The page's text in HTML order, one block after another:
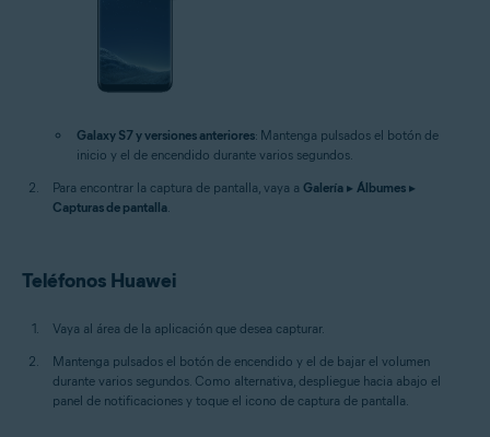
Galaxy S7 y versiones anteriores: Mantenga pulsados el botón de
inicio y el de encendido durante varios segundos.
Para encontrar la captura de pantalla, vaya a Galería ▸ Álbumes ▸
Capturas de pantalla.
Teléfonos Huawei
Vaya al área de la aplicación que desea capturar.
Mantenga pulsados el botón de encendido y el de bajar el volumen
durante varios segundos. Como alternativa, despliegue hacia abajo el
panel de notificaciones y toque el icono de captura de pantalla.